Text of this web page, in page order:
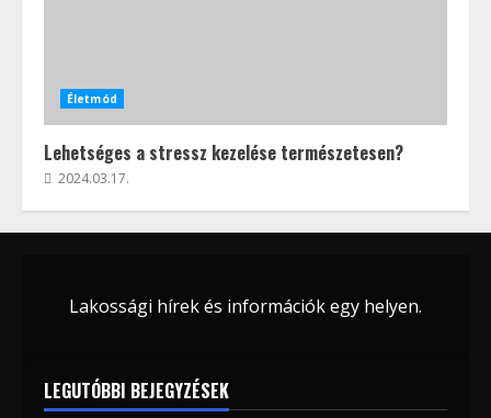
Életmód
Lehetséges a stressz kezelése természetesen?
2024.03.17.
Lakossági hírek és információk egy helyen.
LEGUTÓBBI BEJEGYZÉSEK